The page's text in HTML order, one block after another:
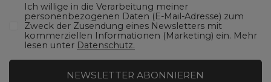
Ich willige in die Verarbeitung meiner
personenbezogenen Daten (E-Mail-Adresse) zum
Zweck der Zusendung eines Newsletters mit
kommerziellen Informationen (Marketing) ein. Mehr
lesen unter Datenschutz.
NEWSLETTER ABONNIEREN